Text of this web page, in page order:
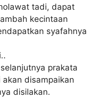
tadi, dapat
kecintaan
syafahnya
prakata
disampaikan
disilakan.